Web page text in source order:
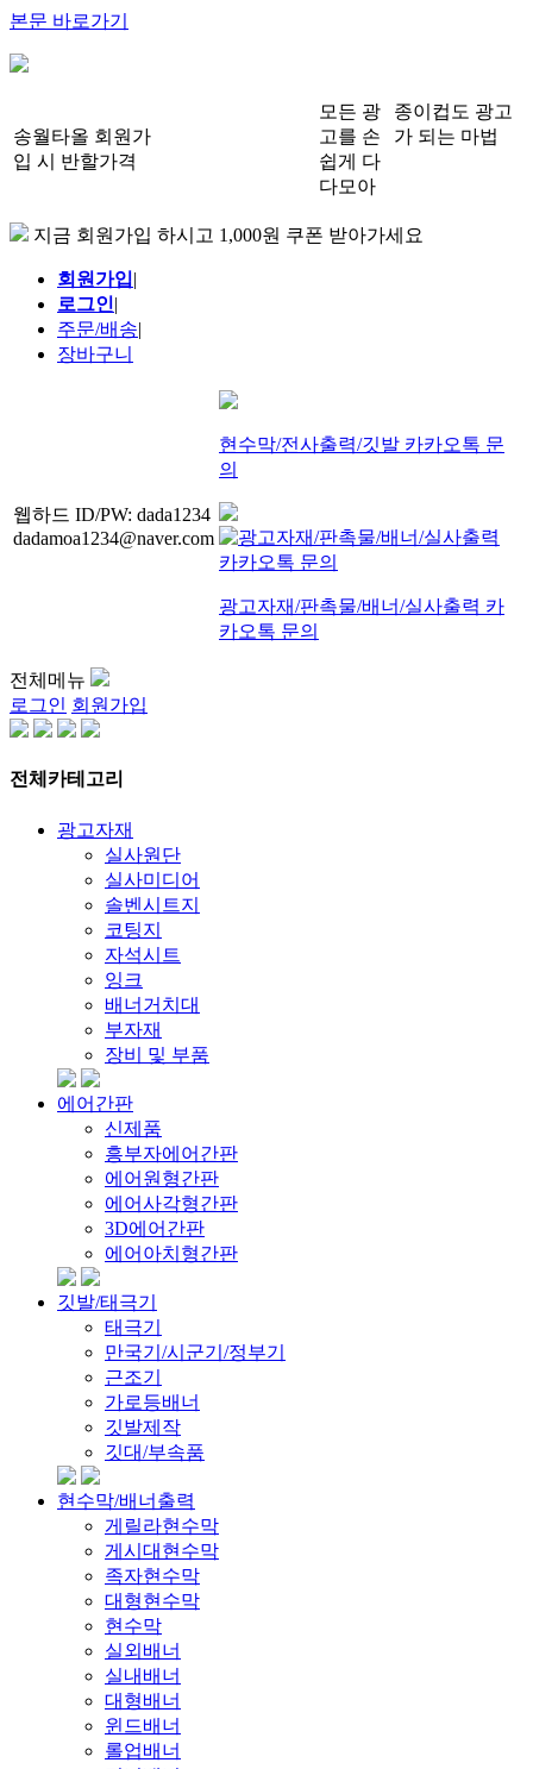
본문 바로가기
송월타올 회원가
입 시 반할가격
모든 광
고를 손
쉽게 다
다모아
종이컵도 광고
가 되는 마법
지금 회원가입 하시고 1,000원 쿠폰 받아가세요
회원가입|
로그인|
주문/배송|
장바구니
웹하드 ID/PW: dada1234
dadamoa1234@naver.com
현수막/전사출력/깃발 카카오톡 문
의
광고자재/판촉물/배너/실사출력 카
카오톡 문의
전체메뉴
로그인 회원가입
전체카테고리
광고자재
실사원단
실사미디어
솔벤시트지
코팅지
자석시트
잉크
배너거치대
부자재
장비 및 부품
에어간판
신제품
흥부자에어간판
에어원형간판
에어사각형간판
3D에어간판
에어아치형간판
깃발/태극기
태극기
만국기/시군기/정부기
근조기
가로등배너
깃발제작
깃대/부속품
현수막/배너출력
게릴라현수막
게시대현수막
족자현수막
대형현수막
현수막
실외배너
실내배너
대형배너
윈드배너
롤업배너